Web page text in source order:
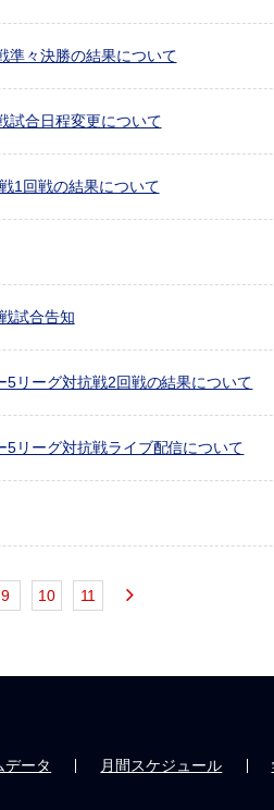
準々決勝の結果について
試合日程変更について
1回戦の結果について
試合告知
リーグ対抗戦2回戦の結果について
リーグ対抗戦ライブ配信について
9 10 11
データ 月間スケジュール